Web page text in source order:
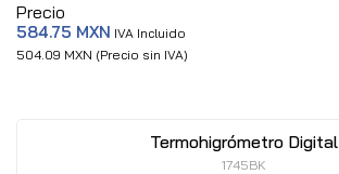
Precio
584.75 MXN IVA Incluido
504.09 MXN (Precio sin IVA)
Termohigrómetro Digital
1745BK